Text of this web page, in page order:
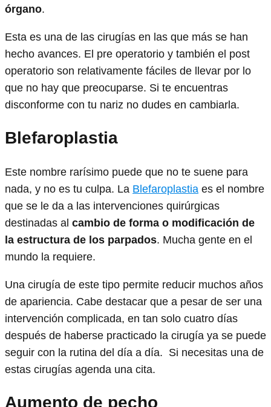
órgano.
Esta es una de las cirugías en las que más se han
hecho avances. El pre operatorio y también el post
operatorio son relativamente fáciles de llevar por lo
que no hay que preocuparse. Si te encuentras
disconforme con tu nariz no dudes en cambiarla.
Blefaroplastia
Este nombre rarísimo puede que no te suene para
nada, y no es tu culpa. La Blefaroplastia es el nombre
que se le da a las intervenciones quirúrgicas
destinadas al cambio de forma o modificación de
la estructura de los parpados. Mucha gente en el
mundo la requiere.
Una cirugía de este tipo permite reducir muchos años
de apariencia. Cabe destacar que a pesar de ser una
intervención complicada, en tan solo cuatro días
después de haberse practicado la cirugía ya se puede
seguir con la rutina del día a día. Si necesitas una de
estas cirugías agenda una cita.
Aumento de pecho